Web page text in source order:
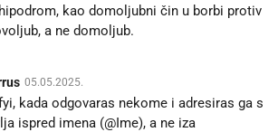
kao domoljubni čin u borbi protiv
a ne domoljub.😎
05.05.2025.
kada odgovaras nekome i adresiras ga s
ispred imena (@Ime), a ne iza